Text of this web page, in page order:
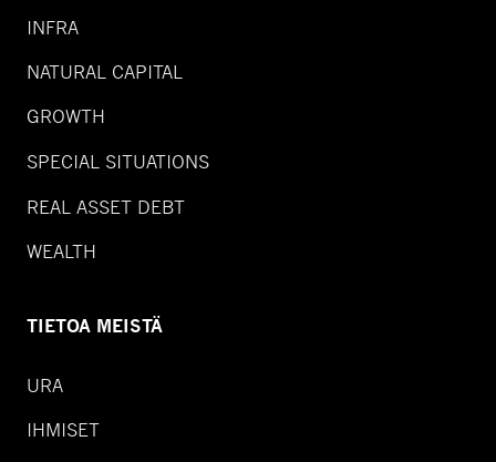
INFRA
NATURAL CAPITAL
GROWTH
SPECIAL SITUATIONS
REAL ASSET DEBT
WEALTH
TIETOA MEISTÄ
URA
IHMISET